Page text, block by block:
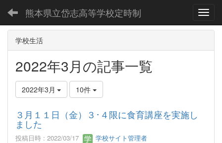
熊本県立岱志高等学校定時制
学校生活
2022年3月の記事一覧
2022年3月 10件
３月１１日（金）３･４限に食育講座を実施し
ました
投稿日時 : 2022/03/17 学校サイト管理者